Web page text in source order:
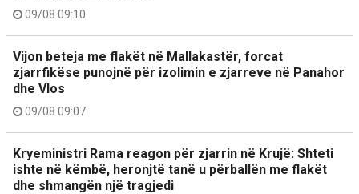
09/08 09:10
Vijon beteja me flakët në Mallakastër, forcat
zjarrfikëse punojnë për izolimin e zjarreve në Panahor
dhe Vlos
09/08 09:07
Kryeministri Rama reagon për zjarrin në Krujë: Shteti
ishte në këmbë, heronjtë tanë u përballën me flakët
dhe shmangën një tragjedi